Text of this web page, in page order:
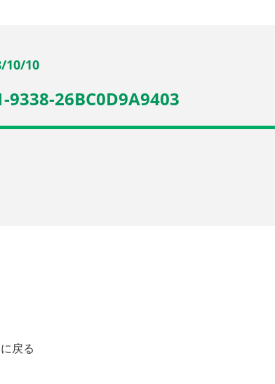
10/10
9338-26BC0D9A9403
戻る